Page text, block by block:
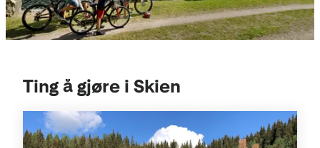
Ting å gjøre i Skien